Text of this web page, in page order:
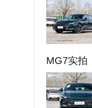
MG7实拍